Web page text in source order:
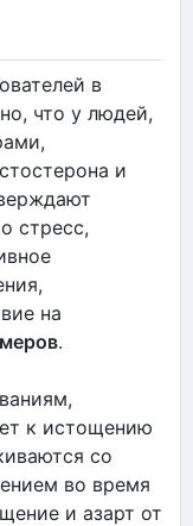
в
что у людей,
и
стресс,
на
.
к истощению
со
во время
и азарт от